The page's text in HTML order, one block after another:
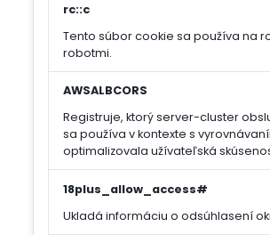
rc::c
Tento súbor cookie sa používa na
robotmi.
AWSALBCORS
Registruje, ktorý server-cluster
sa používa v kontexte s
optimalizovala užívateľská
18plus_allow_access#
Ukladá informáciu o odsúhlasení